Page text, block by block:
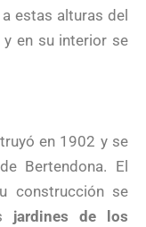
estas alturas del
y en su interior se
en 1902 y se
Bertendona. El
construcción se
jardines de los